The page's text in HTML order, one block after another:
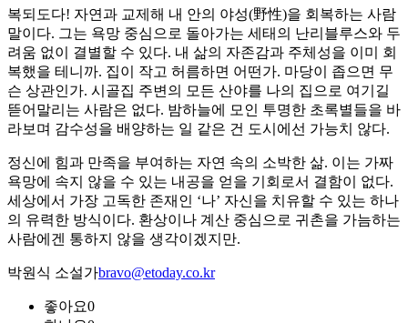
복되도다! 자연과 교제해 내 안의 야성(野性)을 회복하는 사람
말이다. 그는 욕망 중심으로 돌아가는 세태의 난리블루스와 두
려움 없이 결별할 수 있다. 내 삶의 자존감과 주체성을 이미 회
복했을 테니까. 집이 작고 허름하면 어떤가. 마당이 좁으면 무
슨 상관인가. 시골집 주변의 모든 산야를 나의 집으로 여기길
뜯어말리는 사람은 없다. 밤하늘에 모인 투명한 초록별들을 바
라보며 감수성을 배양하는 일 같은 건 도시에선 가능치 않다.
정신에 힘과 만족을 부여하는 자연 속의 소박한 삶. 이는 가짜
욕망에 속지 않을 수 있는 내공을 얻을 기회로서 결함이 없다.
세상에서 가장 고독한 존재인 ‘나’ 자신을 치유할 수 있는 하나
의 유력한 방식이다. 환상이나 계산 중심으로 귀촌을 가늠하는
사람에겐 통하지 않을 생각이겠지만.
박원식 소설가bravo@etoday.co.kr
좋아요0